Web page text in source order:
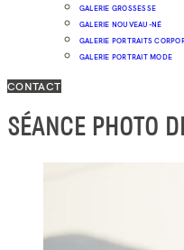
GALERIE GROSSESSE
GALERIE NOUVEAU-NÉ
GALERIE PORTRAITS
GALERIE PORTRAIT MODE
CONTACT
SÉANCE PHOTO